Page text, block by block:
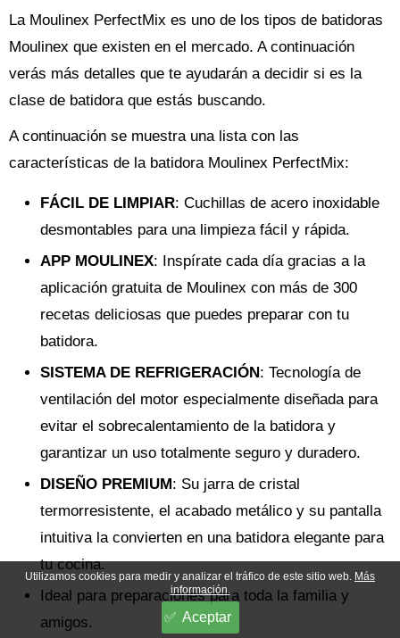
La Moulinex PerfectMix es uno de los tipos de batidoras
Moulinex que existen en el mercado. A continuación
verás más detalles que te ayudarán a decidir si es la
clase de batidora que estás buscando.
A continuación se muestra una lista con las
características de la batidora Moulinex PerfectMix:
FÁCIL DE LIMPIAR: Cuchillas de acero inoxidable
desmontables para una limpieza fácil y rápida.
APP MOULINEX: Inspírate cada día gracias a la
aplicación gratuita de Moulinex con más de 300
recetas deliciosas que puedes preparar con tu
batidora.
SISTEMA DE REFRIGERACIÓN : Tecnología de
ventilación del motor especialmente diseñada para
evitar el sobrecalentamiento de la batidora y
garantizar un uso totalmente seguro y duradero.
DISEÑO PREMIUM : Su jarra de cristal
termorresistente, el acabado metálico y su pantalla
intuitiva la convierten en una batidora elegante para
tu cocina.
Ideal para preparaciones para toda la familia y
amigos.
Utilizamos cookies para medir y analizar el tráfico de este sitio web. Más
información.
Aceptar